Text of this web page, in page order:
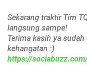
Sekarang traktir Tim
langsung sampe!
Terima kasih ya
kehangatan :)
https://